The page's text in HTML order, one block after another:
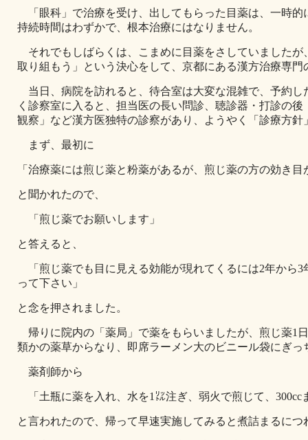
「眼科」で治療を受け、出してもらった目薬は、一時的
持続時間はわずかで、根本治療にはなりません。
それでもしばらくは、こまめに目薬をさしていましたが
取り組もう」という決心をして、京都にある漢方治療専門
当日、病院を訪れると、待合室は大変な混雑で、予約し
く診察室に入ると、担当医の長い問診、聴診器・打診の
観察」など漢方医独特の診察があり、ようやく「診療方針
まず、最初に
「治療薬には煎じ薬と粉薬があるが、煎じ薬の方の効き
と聞かれたので、
「煎じ薬でお願いします」
と答えると、
「煎じ薬でも目に見える効能が現れてくるには2年から3
って下さい」
と念を押されました。
帰りに院内の「薬局」で薬をもらいましたが、煎じ薬1
類かの薬草からなり、即席ラーメン大のビニール袋にぎっ
薬剤師から
「土瓶に薬を入れ、水を1㍑注ぎ、弱火で煎じて、300cc
と言われたので、帰って早速実施してみると煮詰まるに